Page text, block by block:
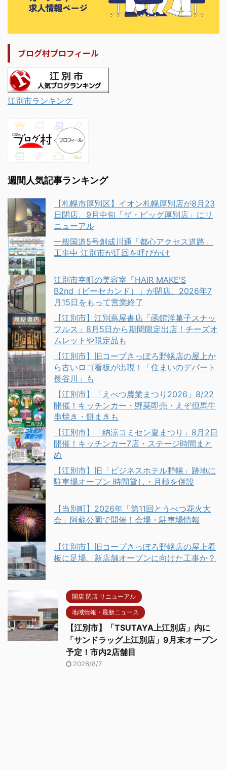
ブログ村プロフィール
江別市ランキング
週間人気記事ランキング
【札幌市厚別区】イオン札幌厚別店が8月23
日閉店、9月中旬「ザ・ビッグ厚別店」にリ
ニューアル
一般国道5号創成川通「都心アクセス道路」
工事中 江別市が迂回を呼びかけ
江別市幸町の美容室「HAIR MAKE'S
B2nd（ビーセカンド）」が閉店、2026年7
月15日をもって営業終了
【江別市】江別蔦屋書店「函館洋菓子スナッ
フルス」8月5日から期間限定出店！チーズオ
ムレットや限定品も
【江別市】旧コープさっぽろ野幌店の屋上か
ら古いロゴ看板が出現！「住まいのデパート
長谷川」も
【江別市】「えべつ農業まつり2026」8/22
開催！キッチンカー・野菜即売・えぞ但馬牛
串焼き・餅まきも
【江別市】「納涼コミセン夏まつり」8月2日
開催！キッチンカー7店・ステージ時間まと
め
【江別市】旧「ビジネスホテル野幌」跡地に
駐車場オープン 時間貸し・月極を併設
【当別町】2026年「第11回とうべつ花火大
会」阿蘇公園で開催！会場・駐車場情報
【江別市】旧コープさっぽろ野幌店の屋上看
板に足場、新店舗オープンに向けた工事か？
開店 閉店 リニューアル
地域情報・最新ニュース
【江別市】「TSUTAYA上江別店」内に
「サンドラッグ上江別店」9月末オープン
予定！市内2店舗目
2026/8/7